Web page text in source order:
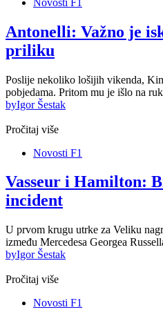
Antonelli: Važno je
priliku
Poslije nekoliko lošijih vikenda,
pobjedama. Pritom mu je išlo na
byIgor Šestak
Pročitaj više
Novosti F1
Vasseur i Hamilton:
incident
U prvom krugu utrke za Veliku
između Mercedesa Georgea
byIgor Šestak
Pročitaj više
Novosti F1